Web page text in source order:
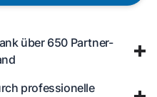
über 650 Partner-
professionelle